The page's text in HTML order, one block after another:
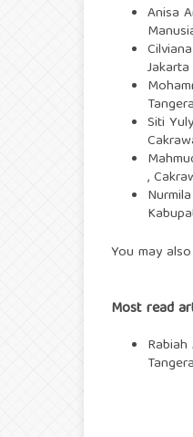
Anisa
Siti
,
You may also
Most read